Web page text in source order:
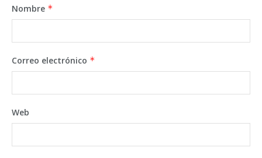
Nombre *
Correo electrónico *
Web